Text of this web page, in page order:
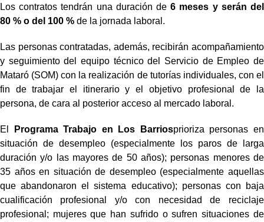
Los contratos tendrán una duración de6 meses y serán del
80 % o del 100 % de la jornada laboral.
Las personas contratadas, además, recibirán acompañamiento
y seguimiento del equipo técnico del Servicio de Empleo de
Mataró (SOM) con la realización de tutorías individuales, con el
fin de trabajar el itinerario y el objetivo profesional de la
persona, de cara al posterior acceso al mercado laboral.
El Programa Trabajo en Los Barriosprioriza personas en
situación de desempleo (especialmente los paros de larga
duración y/o las mayores de 50 años); personas menores de
35 años en situación de desempleo (especialmente aquellas
que abandonaron el sistema educativo); personas con baja
cualificación profesional y/o con necesidad de reciclaje
profesional; mujeres que han sufrido o sufren situaciones de